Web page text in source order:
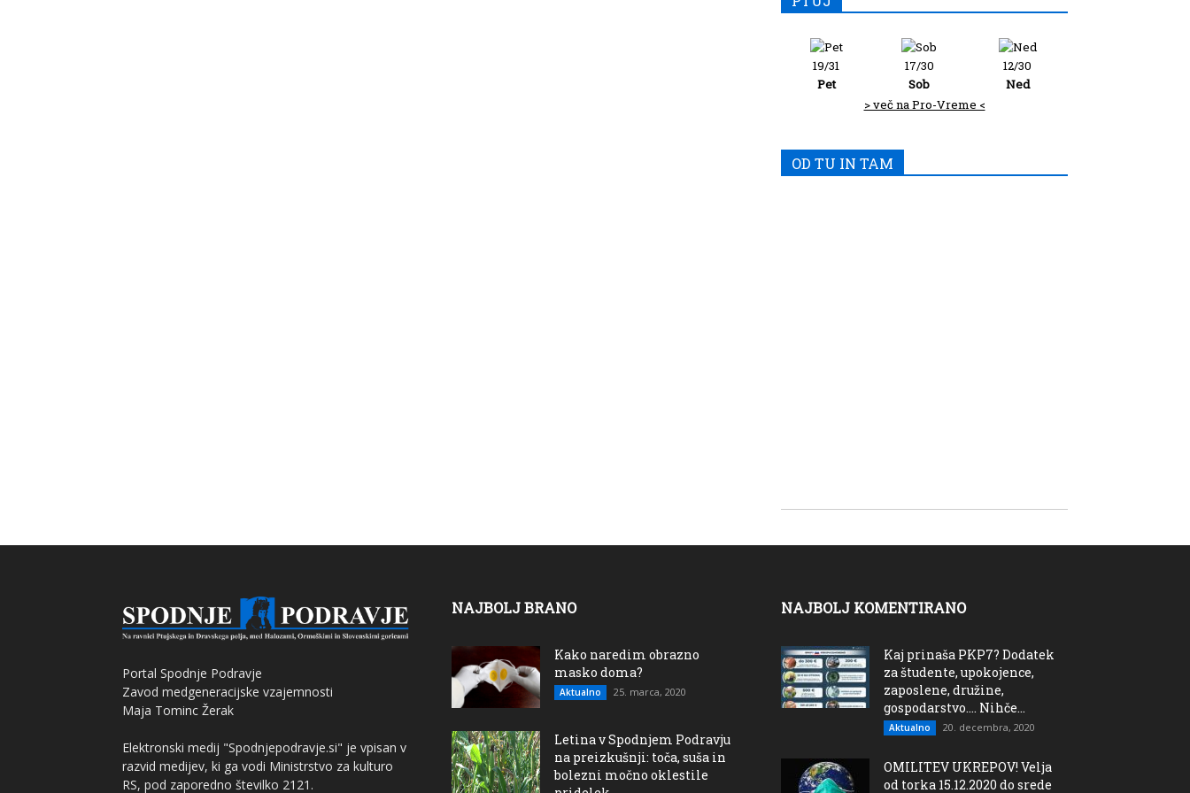
19/31
Pet
17/30
Sob
12/30
Ned
> več na Pro-Vreme <
OD TU IN TAM
Portal Spodnje Podravje
Zavod medgeneracijske vzajemnosti
Maja Tominc Žerak
Elektronski medij "Spodnjepodravje.si" je vpisan v
razvid medijev, ki ga vodi Ministrstvo za kulturo
RS, pod zaporedno številko 2121.
NAJBOLJ BRANO
Kako naredim obrazno
masko doma?
Aktualno 25. marca, 2020
Letina v Spodnjem Podravju
na preizkušnji: toča, suša in
bolezni močno oklestile
NAJBOLJ KOMENTIRANO
Kaj prinaša PKP7? Dodatek
za študente, upokojence,
zaposlene, družine,
gospodarstvo…. Nihče...
Aktualno 20. decembra, 2020
OMILITEV UKREPOV! Velja
od torka 15.12.2020 do srede